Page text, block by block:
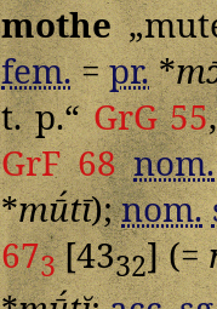
mothe
fem.=pr.*
t. p.“GrG 55
GrF 68 nom.
*mū́tī);nom.
673[4332] (=